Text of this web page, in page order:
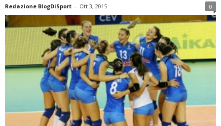
Redazione BlogDiSport - Ott 3, 2015 0